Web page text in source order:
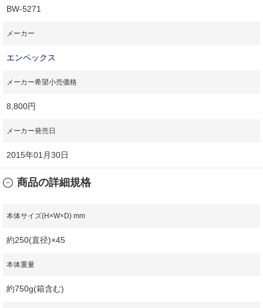
BW‐5271
メーカー
エンペックス
メーカー希望小売価格
8,800円
メーカー発売日
2015年01月30日
商品の詳細規格
本体サイズ(H×W×D) mm
約250(直径)×45
本体重量
約750g(箱含む)